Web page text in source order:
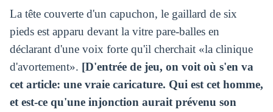
La tête couverte d'un capuchon, le gaillard de six
pieds est apparu devant la vitre pare-balles en
déclarant d'une voix forte qu'il cherchait «la clinique
d'avortement». [D'entrée de jeu, on voit où s'en va
cet article: une vraie caricature. Qui est cet homme,
et est-ce qu'une injonction aurait prévenu son